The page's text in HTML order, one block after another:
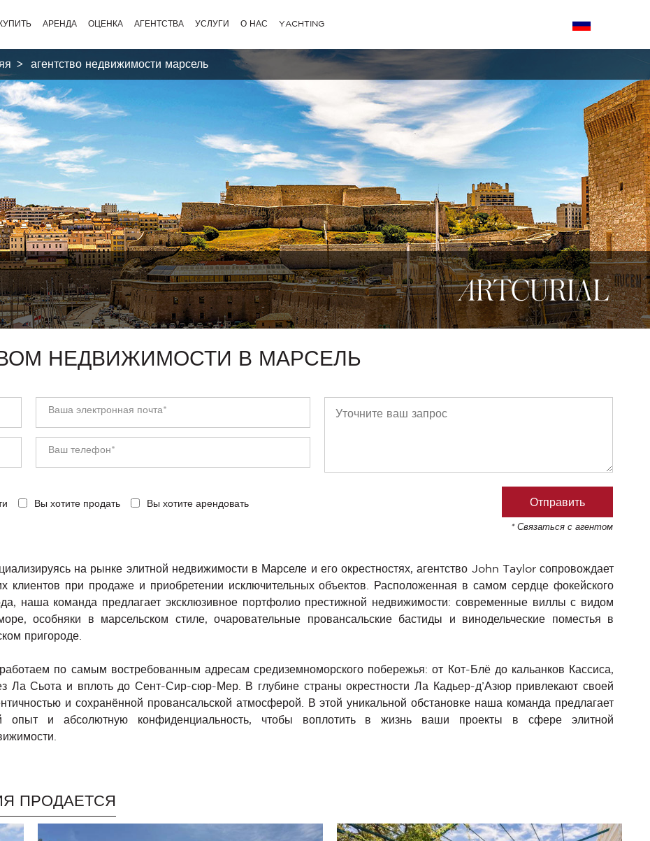
АРЕНДА ОЦЕНКА АГЕНТСТВА УСЛУГИ О НАС YACHTING
> агентство недвижимости марсель
НЕДВИЖИМОСТИ В МАРСЕЛЬ
Вы хотите продать Вы хотите арендовать
* Связаться с агентом
на рынке элитной недвижимости в Марселе и его окрестностях, агентство John Taylor сопровождает
клиентов при продаже и приобретении исключительных объектов. Расположенная в самом сердце фокейского
наша команда предлагает эксклюзивное портфолио престижной недвижимости: современные виллы с видом
особняки в марсельском стиле, очаровательные провансальские бастиды и винодельческие поместья в
пригороде.
по самым востребованным адресам средиземноморского побережья: от Кот-Блё до кальанков Кассиса,
Ла Сьота и вплоть до Сент-Сир-сюр-Мер. В глубине страны окрестности Ла Кадьер-д’Азюр привлекают своей
и сохранённой провансальской атмосферой. В этой уникальной обстановке наша команда предлагает
опыт и абсолютную конфиденциальность, чтобы воплотить в жизнь ваши проекты в сфере элитной
ПРОДАЕТСЯ